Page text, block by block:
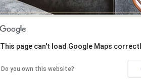
This page can't load Google Maps
Do you own this website?